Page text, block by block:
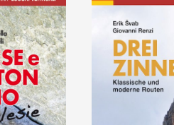
Entdecken